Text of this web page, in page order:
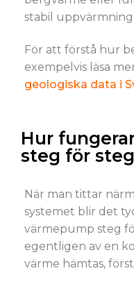
stabil
För att förstå hur
exempelvis läsa
geologiska data i
Hur
steg för steg
När man tittar
systemet blir det
värmepump steg
egentligen av en
värme hämtas,